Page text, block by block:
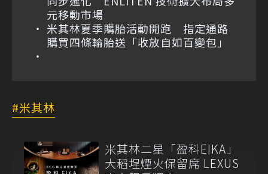
元移動市場
米其林夏季購胎活動開跑 指定通路
購買四條輪胎送「收放自如百變包」
米其林
米其林二星「盈科EIKA」
大稻埕煙火保留席 LEXUS